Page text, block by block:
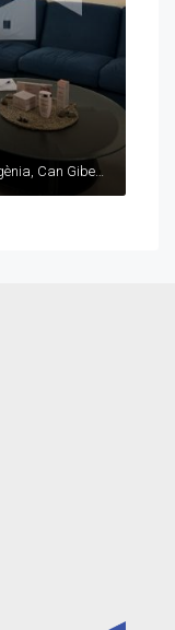
Girona, Zona 6 - Sant Narcís, Santa Eugènia, Can Gibert